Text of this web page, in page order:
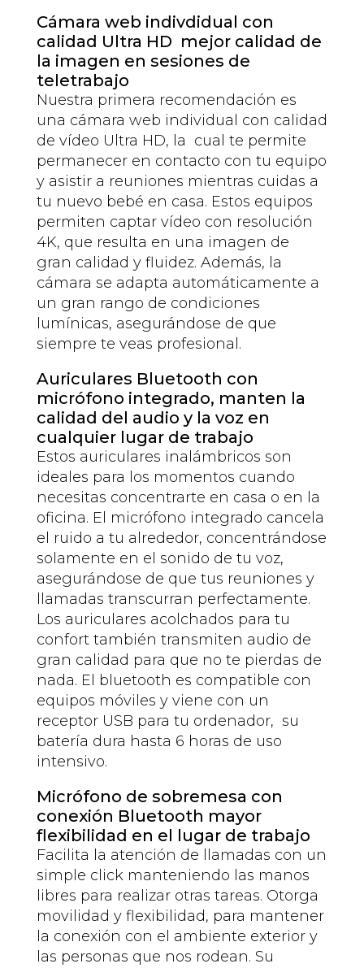
Cámara web indivdidual con
calidad Ultra HD mejor calidad de
la imagen en sesiones de
teletrabajo
Nuestra primera recomendación es
una cámara web individual con calidad
de vídeo Ultra HD, la cual te permite
permanecer en contacto con tu equipo
y asistir a reuniones mientras cuidas a
tu nuevo bebé en casa. Estos equipos
permiten captar vídeo con resolución
4K, que resulta en una imagen de
gran calidad y fluidez. Además, la
cámara se adapta automáticamente a
un gran rango de condiciones
lumínicas, asegurándose de que
siempre te veas profesional.
Auriculares Bluetooth con
micrófono integrado, manten la
calidad del audio y la voz en
cualquier lugar de trabajo
Estos auriculares inalámbricos son
ideales para los momentos cuando
necesitas concentrarte en casa o en la
oficina. El micrófono integrado cancela
el ruido a tu alrededor, concentrándose
solamente en el sonido de tu voz,
asegurándose de que tus reuniones y
llamadas transcurran perfectamente.
Los auriculares acolchados para tu
confort también transmiten audio de
gran calidad para que no te pierdas de
nada. El bluetooth es compatible con
equipos móviles y viene con un
receptor USB para tu ordenador, su
batería dura hasta 6 horas de uso
intensivo.
Micrófono de sobremesa con
conexión Bluetooth mayor
flexibilidad en el lugar de trabajo
Facilita la atención de llamadas con un
simple click manteniendo las manos
libres para realizar otras tareas. Otorga
movilidad y flexibilidad, para mantener
la conexión con el ambiente exterior y
las personas que nos rodean. Su